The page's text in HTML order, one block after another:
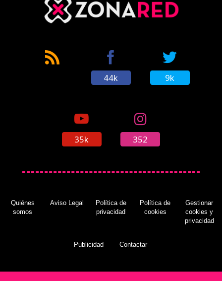
44k 9k
35k 352
Quiénes
somos
Aviso Legal
Política de
privacidad
Política de
cookies
Gestionar
cookies y
privacidad
Publicidad Contactar